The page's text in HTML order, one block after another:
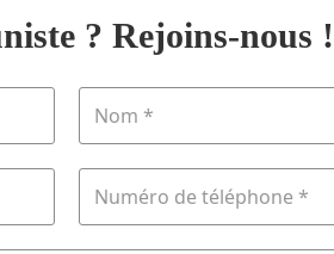
? Rejoins-nous !